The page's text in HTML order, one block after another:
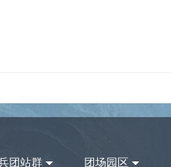
团站群 团场园区